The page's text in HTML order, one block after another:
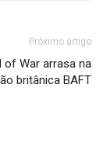
Próximo artigo
of War arrasa na
britânica BAFT